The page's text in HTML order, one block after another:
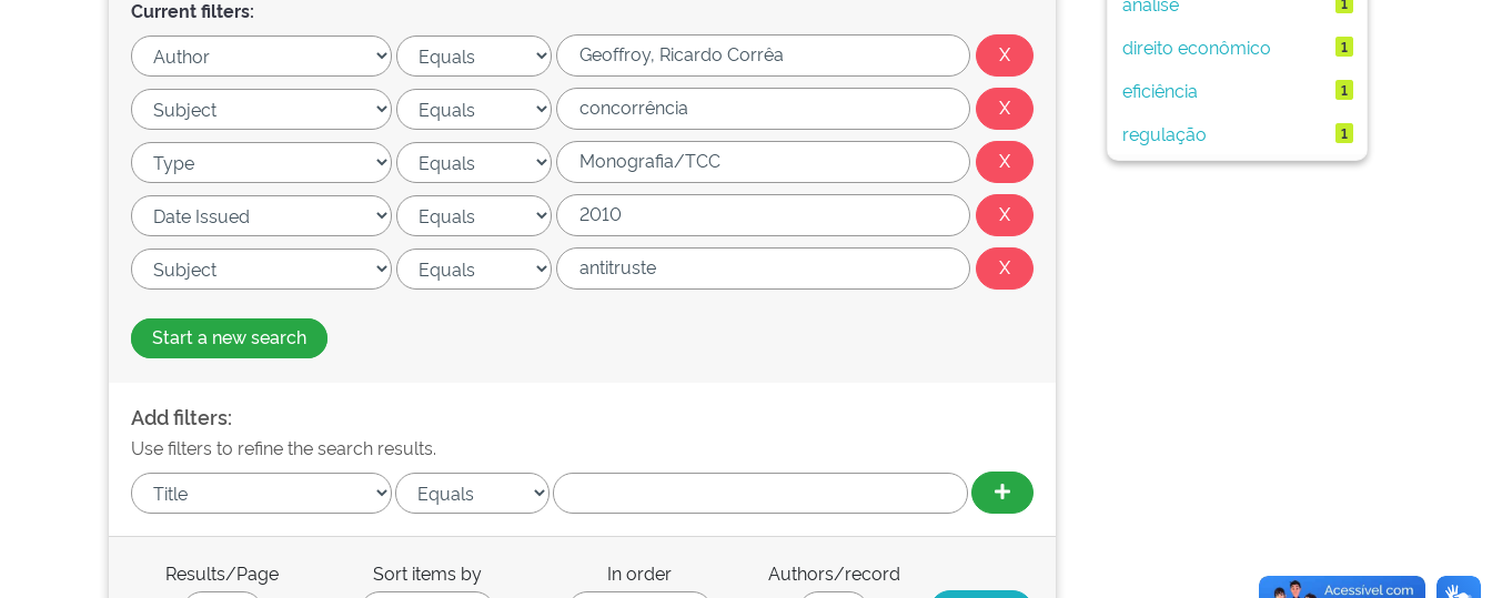
Current filters:
Start a new search
Add filters:
Use filters to refine the search results.
Results/Page Sort items by In order Authors/record
direito econômico 1
eficiência 1
regulação 1